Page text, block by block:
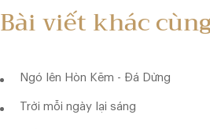
Bài viết khác
Ngó lên Hòn Kẽm - Đá Dừng
Trời mỗi ngày lại sáng